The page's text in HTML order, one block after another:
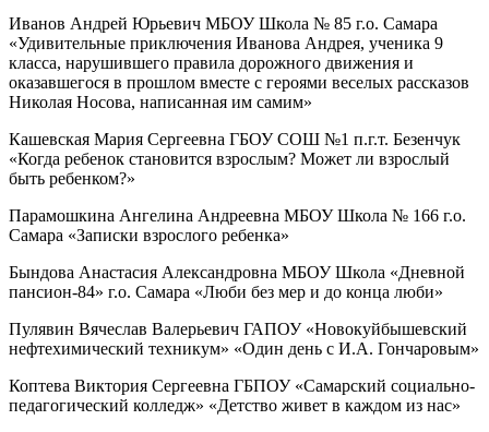
Иванов Андрей Юрьевич МБОУ Школа № 85 г.о. Самара
«Удивительные приключения Иванова Андрея, ученика 9
класса, нарушившего правила дорожного движения и
оказавшегося в прошлом вместе с героями веселых рассказов
Николая Носова, написанная им самим»
Кашевская Мария Сергеевна ГБОУ СОШ №1 п.г.т. Безенчук
«Когда ребенок становится взрослым? Может ли взрослый
быть ребенком?»
Парамошкина Ангелина Андреевна МБОУ Школа № 166 г.о.
Самара «Записки взрослого ребенка»
Бындова Анастасия Александровна МБОУ Школа «Дневной
пансион-84» г.о. Самара «Люби без мер и до конца люби»
Пулявин Вячеслав Валерьевич ГАПОУ «Новокуйбышевский
нефтехимический техникум» «Один день с И.А. Гончаровым»
Коптева Виктория Сергеевна ГБПОУ «Самарский социально-
педагогический колледж» «Детство живет в каждом из нас»